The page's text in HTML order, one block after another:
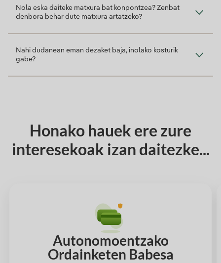
Nola eska daiteke matxura bat konpontzea? Zenbat
denbora behar dute matxura artatzeko?
Nahi dudanean eman dezaket baja, inolako kosturik
gabe?
Honako hauek ere zure
interesekoak izan daitezke...
Autonomoentzako
Ordainketen Babesa